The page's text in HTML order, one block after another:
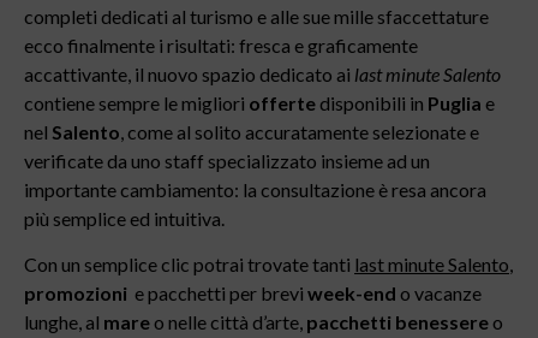
completi dedicati al turismo e alle sue mille sfaccettature
ecco finalmente i risultati: fresca e graficamente
accattivante, il nuovo spazio dedicato ai last minute Salento
contiene sempre le migliori offerte disponibili in Puglia e
nel Salento , come al solito accuratamente selezionate e
verificate da uno staff specializzato insieme ad un
importante cambiamento: la consultazione è resa ancora
più semplice ed intuitiva.
Con un semplice clic potrai trovate tanti last minute Salento,
promozioni e pacchetti per brevi week-end o vacanze
lunghe, al mare o nelle città d’arte, pacchetti benessere o